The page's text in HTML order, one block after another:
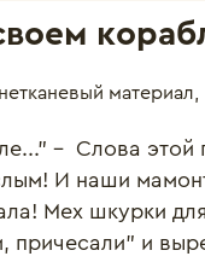
-  Слова этой
И наши
Мех шкурки
причесали" и